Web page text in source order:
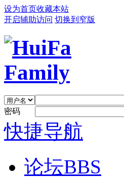
设为首页收藏本站
开启辅助访问 切换到窄版
密码
快捷导航
论坛BBS